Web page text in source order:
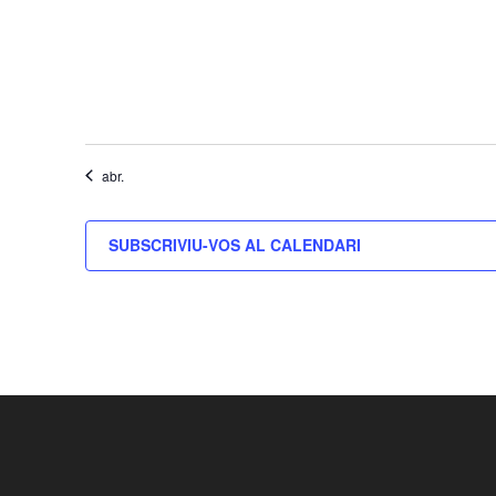
abr.
SUBSCRIVIU-VOS AL CALENDARI